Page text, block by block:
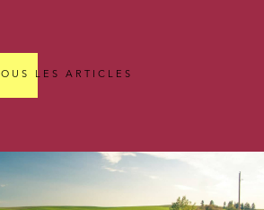
LES ARTICLES